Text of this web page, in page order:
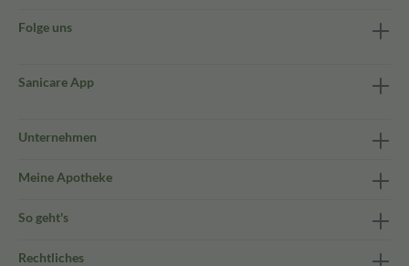
Folge uns
Sanicare App
Unternehmen
Meine Apotheke
So geht's
Rechtliches